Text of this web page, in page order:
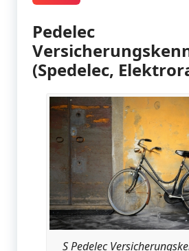
Pedelec
(Spedelec,
S Pedelec